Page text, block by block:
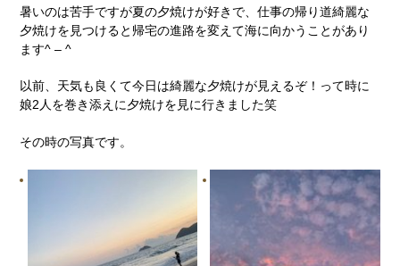
暑いのは苦手ですが夏の夕焼けが好きで、仕事の帰り道綺麗な
夕焼けを見つけると帰宅の進路を変えて海に向かうことがあり
ます^ – ^
以前、天気も良くて今日は綺麗な夕焼けが見えるぞ！って時に
娘2人を巻き添えに夕焼けを見に行きました笑
その時の写真です。